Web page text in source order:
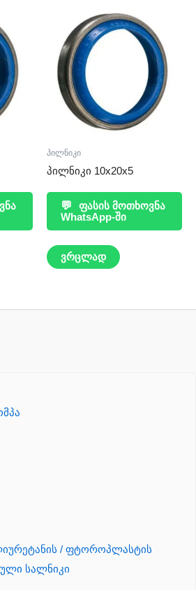
პილნიკი
პილნიკი 10x20x5
💬
ფასის მოთხოვნა
WhatsApp-ში
ვრცლად
/ ფტოროპლასტის
სალნიკი